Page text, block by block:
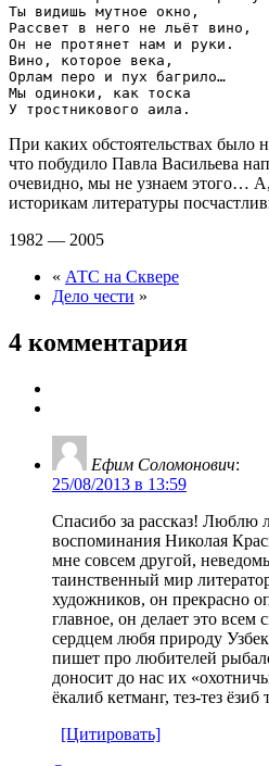
Ты видишь мутное окно,
Рассвет в него не льёт вино,
Он не протянет нам и руки.
Вино, которое века,
Орлам перо и пух багрило…
Мы одиноки, как тоска
При каких обстоятельствах было
что побудило Павла Васильева
очевидно, мы не узнаем этого…
историкам литературы
1982 — 2005
« АТС на Сквере
Дело чести »
4 комментария
Ефим Соломонович:
25/08/2013 в 13:59
Спасибо за рассказ! Люблю
воспоминания Николая
мне совсем другой,
таинственный мир
художников, он прекрасно
главное, он делает это
сердцем любя природу
пишет про любителей
доносит до нас их
ёкалиб кетманг, тез-тез ёзиб
[Цитировать]